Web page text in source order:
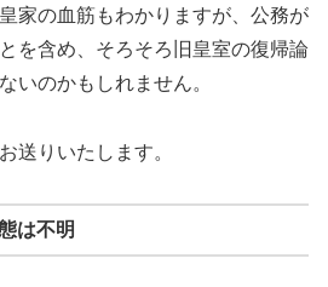
家の血筋もわかりますが、公務が
を含め、そろそろ旧皇室の復帰論
いのかもしれません。
送りいたします。
は不明